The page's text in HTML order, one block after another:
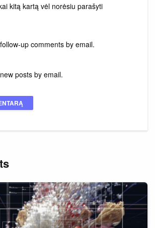
kitą kartą vėl norėsiu parašyti
up comments by email.
posts by email.